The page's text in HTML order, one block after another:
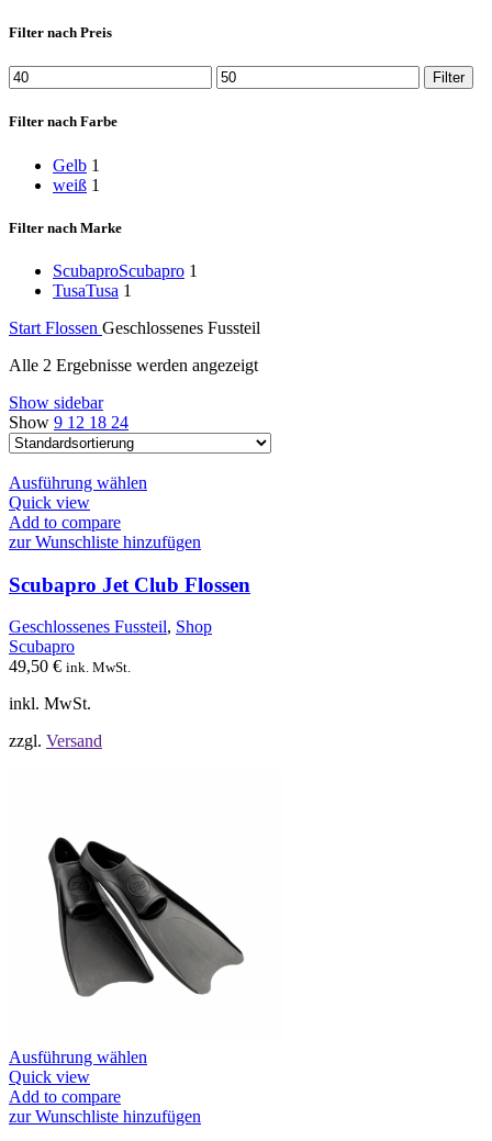
Filter nach Preis
Min.
Preis
Max.
Preis
Filter
Filter nach Farbe
Gelb 1
weiß 1
Filter nach Marke
ScubaproScubapro 1
TusaTusa 1
Start Flossen Geschlossenes Fussteil
Alle 2 Ergebnisse werden angezeigt
Show sidebar
Show 9 12 18 24
Ausführung wählen
mehrere
auf.
Die
Optionen
können
Quick view
Add to compare
zur Wunschliste hinzufügen
Scubapro Jet Club Flossen
Geschlossenes Fussteil, Shop
Scubapro
49,50 € ink. MwSt.
inkl. MwSt.
zzgl. Versand
Ausführung wählen
mehrere
Quick view
Add to compare
zur Wunschliste hinzufügen